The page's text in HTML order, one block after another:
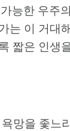
능한 우
이 거
짧은 인
망을 좇